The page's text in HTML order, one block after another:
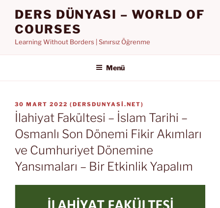
DERS DÜNYASI – WORLD OF
COURSES
Learning Without Borders | Sınırsız Öğrenme
Menü
YAYIM
TARIHI
30 MART 2022 (DERSDUNYASI.NET)
İlahiyat Fakültesi – İslam Tarihi –
Osmanlı Son Dönemi Fikir Akımları
ve Cumhuriyet Dönemine
Yansımaları – Bir Etkinlik Yapalım